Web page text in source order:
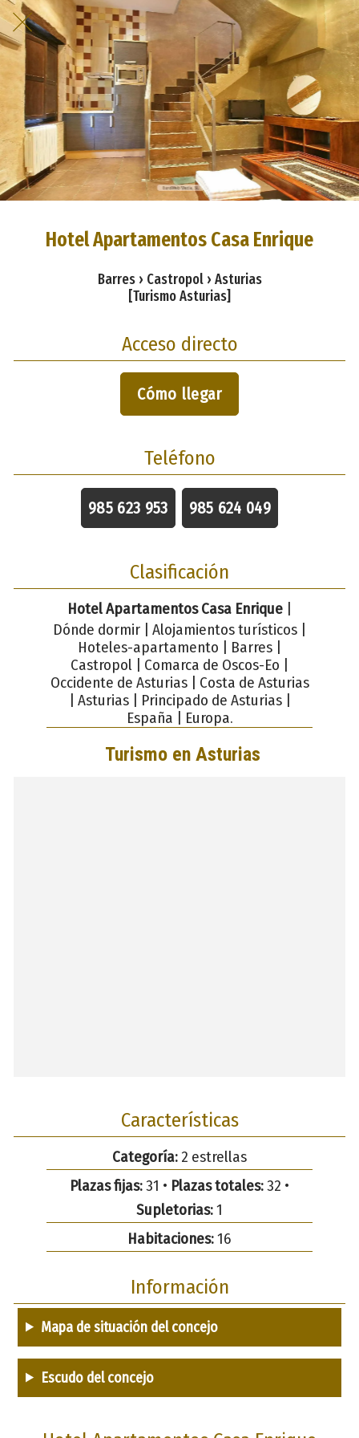
Hotel Apartamentos Casa Enrique
Barres › Castropol › Asturias
[Turismo Asturias]
Acceso directo
Cómo llegar
Teléfono
985 623 953 985 624 049
Clasificación
Hotel Apartamentos Casa Enrique |
Dónde dormir | Alojamientos turísticos |
Hoteles-apartamento | Barres |
Castropol | Comarca de Oscos-Eo |
Occidente de Asturias | Costa de Asturias
| Asturias | Principado de Asturias |
España | Europa.
Características
Categoría: 2 estrellas
Plazas fijas:31 • Plazas totales:32 •
Supletorias:1
Habitaciones:16
Información
Mapa de situación del concejo
Escudo del concejo